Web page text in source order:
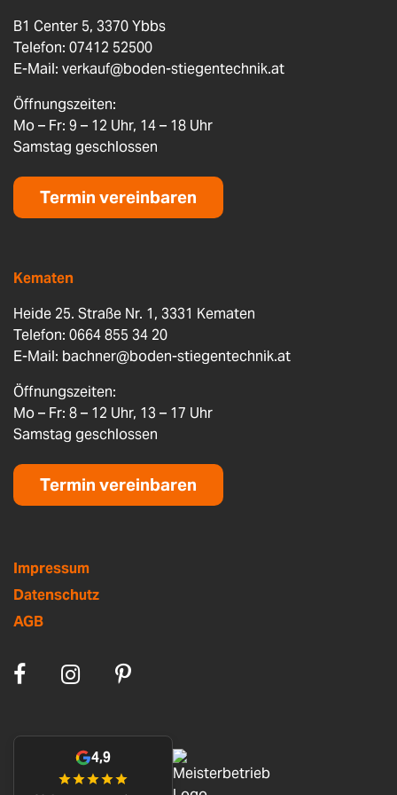
B1 Center 5, 3370 Ybbs
Telefon: 07412 52500
E-Mail: verkauf@boden-stiegentechnik.at
Öffnungszeiten:
Mo – Fr: 9 – 12 Uhr, 14 – 18 Uhr
Samstag geschlossen
Termin vereinbaren
Kematen
Heide 25. Straße Nr. 1, 3331 Kematen
Telefon: 0664 855 34 20
E-Mail: bachner@boden-stiegentechnik.at
Öffnungszeiten:
Mo – Fr: 8 – 12 Uhr, 13 – 17 Uhr
Samstag geschlossen
Termin vereinbaren
Impressum
Datenschutz
AGB
4,9